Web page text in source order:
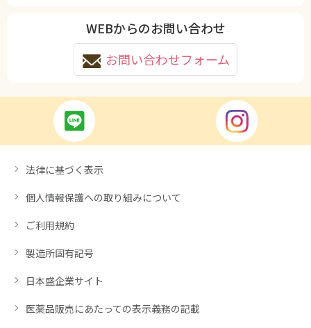
WEBからのお問い合わせ
お問い合わせフォーム
法律に基づく表示
個人情報保護への取り組みについて
ご利用規約
製造所固有記号
日本盛企業サイト
医薬品販売にあたっての表示義務の記載